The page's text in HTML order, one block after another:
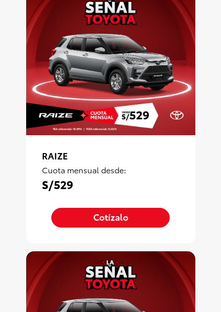
RAIZE
Cuota mensual desde:
S/529
Cotízalo